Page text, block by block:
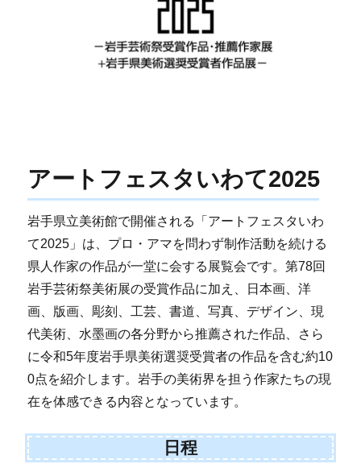
アートフェスタいわて2025
岩手県立美術館で開催される「アートフェスタいわ
て2025」は、プロ・アマを問わず制作活動を続ける
県人作家の作品が一堂に会する展覧会です。第78回
岩手芸術祭美術展の受賞作品に加え、日本画、洋
画、版画、彫刻、工芸、書道、写真、デザイン、現
代美術、水墨画の各分野から推薦された作品、さら
に令和5年度岩手県美術選奨受賞者の作品を含む約10
0点を紹介します。岩手の美術界を担う作家たちの現
在を体感できる内容となっています。
日程